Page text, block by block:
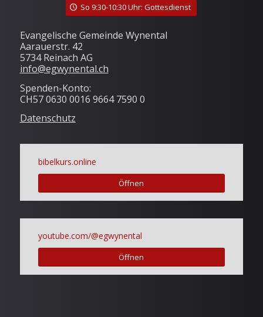
So 9:30-10:30 Uhr: Gottesdienst
Evangelische Gemeinde Wynental
Aarauerstr. 42
5734 Reinach AG
info@egwynental.ch
Spenden-Konto:
CH57 0630 0016 9664 7590 0
Datenschutz
bibelkurs.online
Öffnen
youtube.com/@egwynental
Öffnen